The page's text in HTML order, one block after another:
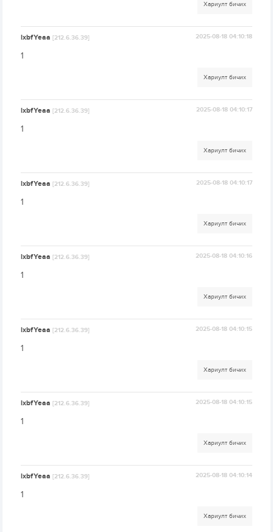
Хариулт бичих
lxbfYeaa[212.6.36.39] 2025-08-18 04:10:18
1
Хариулт бичих
lxbfYeaa[212.6.36.39] 2025-08-18 04:10:17
1
Хариулт бичих
lxbfYeaa[212.6.36.39] 2025-08-18 04:10:17
1
Хариулт бичих
lxbfYeaa[212.6.36.39] 2025-08-18 04:10:16
1
Хариулт бичих
lxbfYeaa[212.6.36.39] 2025-08-18 04:10:15
1
Хариулт бичих
lxbfYeaa[212.6.36.39] 2025-08-18 04:10:15
1
Хариулт бичих
lxbfYeaa[212.6.36.39] 2025-08-18 04:10:14
1
Хариулт бичих